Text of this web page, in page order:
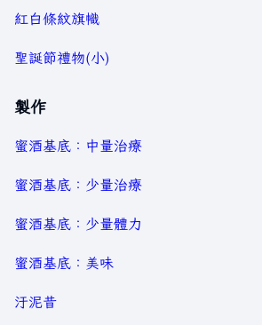
紅白條紋旗幟
聖誕節禮物(小)
製作
蜜酒基底：中量治療
蜜酒基底：少量治療
蜜酒基底：少量體力
蜜酒基底：美味
汙泥昔